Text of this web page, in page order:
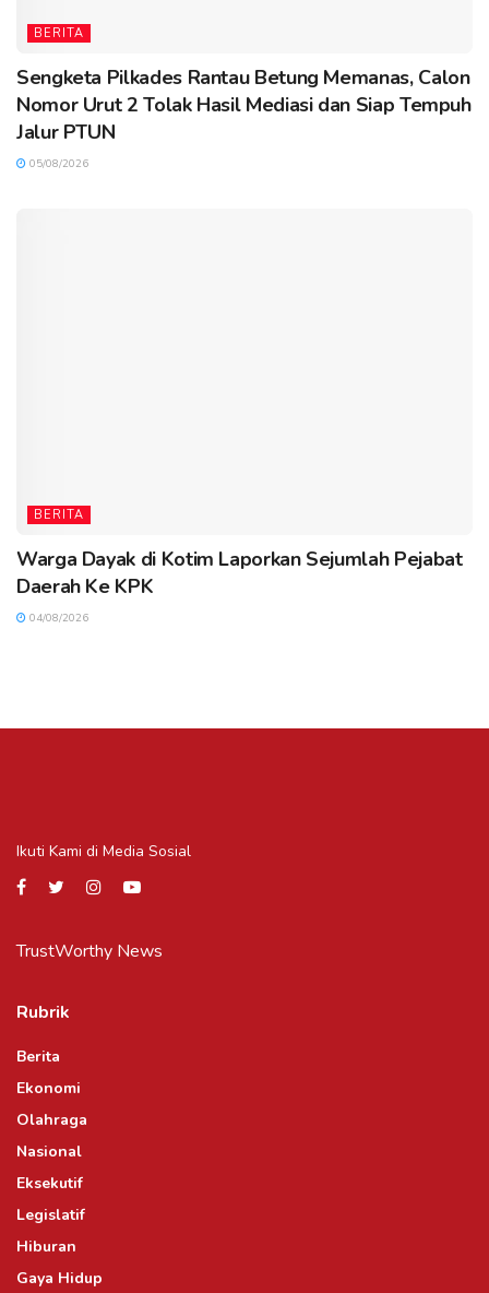
BERITA
Sengketa Pilkades Rantau Betung Memanas, Calon
Nomor Urut 2 Tolak Hasil Mediasi dan Siap Tempuh
Jalur PTUN
05/08/2026
BERITA
Warga Dayak di Kotim Laporkan Sejumlah Pejabat
Daerah Ke KPK
04/08/2026
Ikuti Kami di Media Sosial
TrustWorthy News
Rubrik
Berita
Ekonomi
Olahraga
Nasional
Eksekutif
Legislatif
Hiburan
Gaya Hidup